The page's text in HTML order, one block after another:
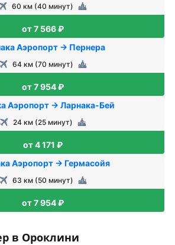
60 км (40 минут)
от 7 566 ₽
Аэропорт → Пернера
64 км (70 минут)
от 7 954 ₽
Аэропорт → Ларнака-Бей
24 км (25 минут)
от 4 171 ₽
Аэропорт → Гермасойя
63 км (50 минут)
от 7 954 ₽
в Ороклини